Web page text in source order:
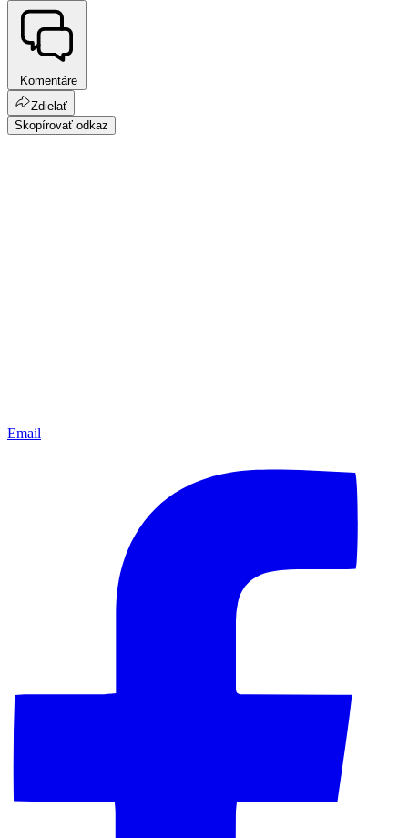
Komentáre
Zdielať
Skopírovať odkaz
Email